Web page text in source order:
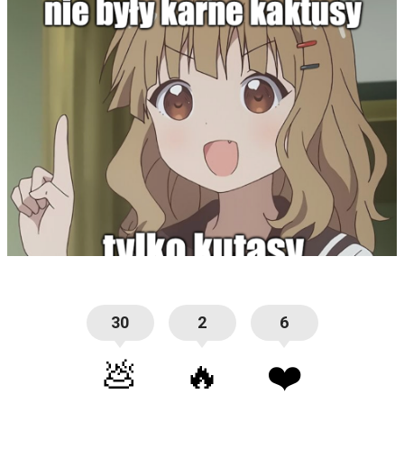
30
💩
2
🔥
6
❤️